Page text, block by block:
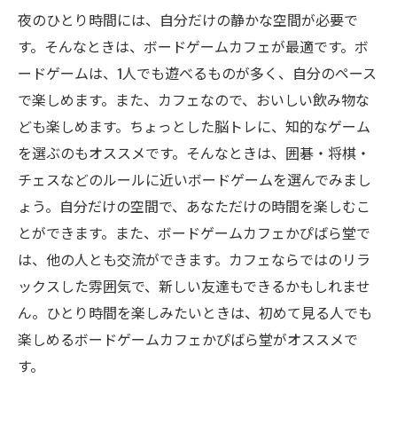
夜のひとり時間には、自分だけの静かな空間が必要で
す。そんなときは、ボードゲームカフェが最適です。ボ
ードゲームは、1人でも遊べるものが多く、自分のペース
で楽しめます。また、カフェなので、おいしい飲み物な
ども楽しめます。ちょっとした脳トレに、知的なゲーム
を選ぶのもオススメです。そんなときは、囲碁・将棋・
チェスなどのルールに近いボードゲームを選んでみまし
ょう。自分だけの空間で、あなただけの時間を楽しむこ
とができます。また、ボードゲームカフェかぴばら堂で
は、他の人とも交流ができます。カフェならではのリラ
ックスした雰囲気で、新しい友達もできるかもしれませ
ん。ひとり時間を楽しみたいときは、初めて見る人でも
楽しめるボードゲームカフェかぴばら堂がオススメで
す。